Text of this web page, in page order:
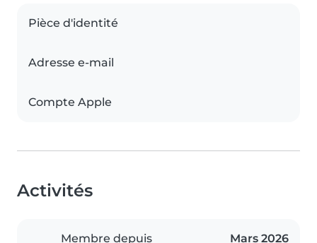
Pièce d'identité
Adresse e-mail
Compte Apple
Activités
Membre depuis Mars 2026